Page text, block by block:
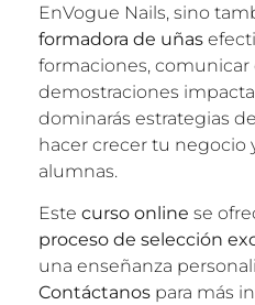
EnVogue Nails, sino
formadora de uñas
formaciones,
demostraciones
dominarás estrategias
hacer crecer tu negocio
alumnas.
Este curso online se
proceso de selección
una enseñanza
Contáctanos para más